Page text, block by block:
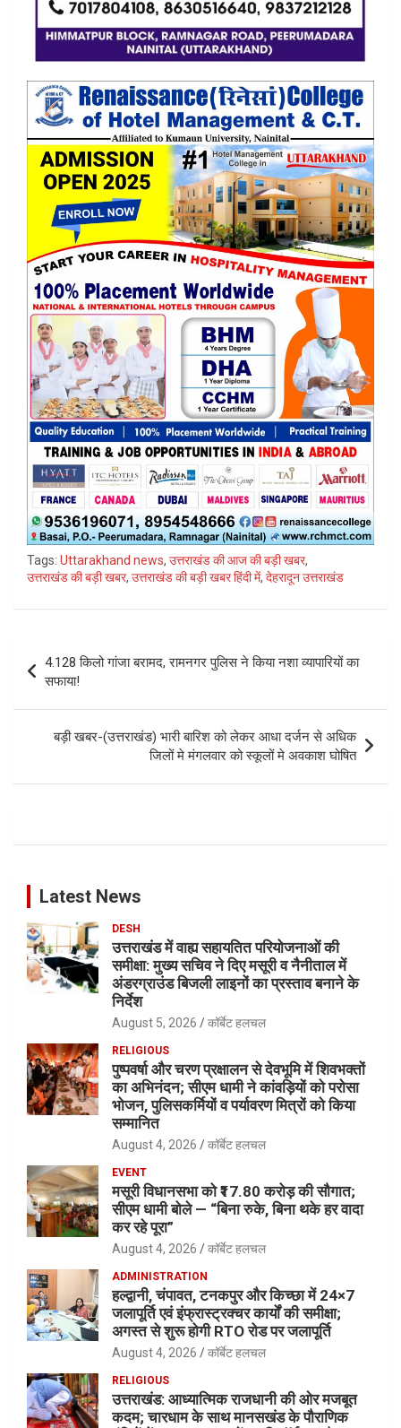
Tags: Uttarakhand news, उत्तराखंड की आज की बड़ी खबर,
उत्तराखंड की बड़ी खबर, उत्तराखंड की बड़ी खबर हिंदी में, देहरादून उत्तराखंड
navigation
4.128 किलो गांजा बरामद, रामनगर पुलिस ने किया नशा व्यापारियों का
सफाया!
बड़ी खबर-(उत्तराखंड) भारी बारिश को लेकर आधा दर्जन से अधिक
जिलों मे मंगलवार को स्कूलों मे अवकाश घोषित
Latest News
DESH
उत्तराखंड में वाह्य सहायतित परियोजनाओं की
समीक्षा: मुख्य सचिव ने दिए मसूरी व नैनीताल में
अंडरग्राउंड बिजली लाइनों का प्रस्ताव बनाने के
निर्देश
August 5, 2026 कॉर्बेट हलचल
RELIGIOUS
पुष्पवर्षा और चरण प्रक्षालन से देवभूमि में शिवभक्तों
का अभिनंदन; सीएम धामी ने कांवड़ियों को परोसा
भोजन, पुलिसकर्मियों व पर्यावरण मित्रों को किया
सम्मानित
August 4, 2026 कॉर्बेट हलचल
EVENT
मसूरी विधानसभा को ₹17.80 करोड़ की सौगात;
सीएम धामी बोले — “बिना रुके, बिना थके हर वादा
कर रहे पूरा”
August 4, 2026 कॉर्बेट हलचल
ADMINISTRATION
हल्द्वानी, चंपावत, टनकपुर और किच्छा में 24×7
जलापूर्ति एवं इंफ्रास्ट्रक्चर कार्यों की समीक्षा;
अगस्त से शुरू होगी RTO रोड पर जलापूर्ति
August 4, 2026 कॉर्बेट हलचल
RELIGIOUS
उत्तराखंड: आध्यात्मिक राजधानी की ओर मजबूत
कदम; चारधाम के साथ मानसखंड के पौराणिक